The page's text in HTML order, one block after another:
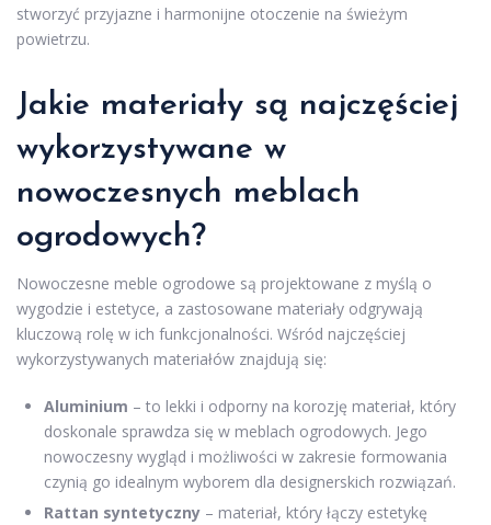
stworzyć przyjazne i harmonijne otoczenie na świeżym
powietrzu.
Jakie materiały są najczęściej
wykorzystywane w
nowoczesnych meblach
ogrodowych?
Nowoczesne meble ogrodowe są projektowane z myślą o
wygodzie i estetyce, a zastosowane materiały odgrywają
kluczową rolę w ich funkcjonalności. Wśród najczęściej
wykorzystywanych materiałów znajdują się:
Aluminium – to lekki i odporny na korozję materiał, który
doskonale sprawdza się w meblach ogrodowych. Jego
nowoczesny wygląd i możliwości w zakresie formowania
czynią go idealnym wyborem dla designerskich rozwiązań.
Rattan syntetyczny – materiał, który łączy estetykę